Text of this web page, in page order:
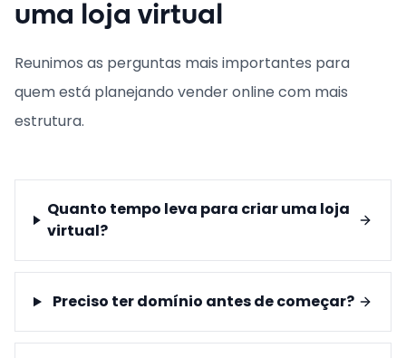
uma loja virtual
Reunimos as perguntas mais importantes para
quem está planejando vender online com mais
estrutura.
Quanto tempo leva para criar uma loja
virtual?
Preciso ter domínio antes de começar?